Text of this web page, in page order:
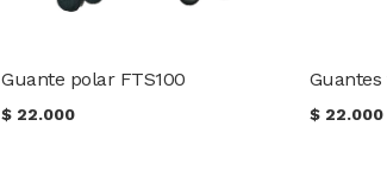
Guante polar FTS100
$ 22.000 $ 22.000